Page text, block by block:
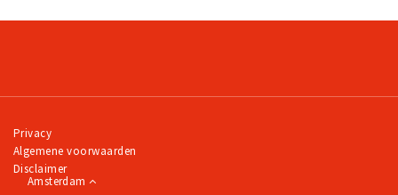
Privacy
Algemene voorwaarden
Disclaimer
Amsterdam